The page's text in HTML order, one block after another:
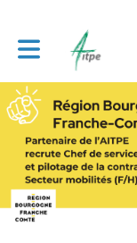
Toggle main navigation